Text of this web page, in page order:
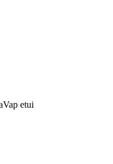
etui